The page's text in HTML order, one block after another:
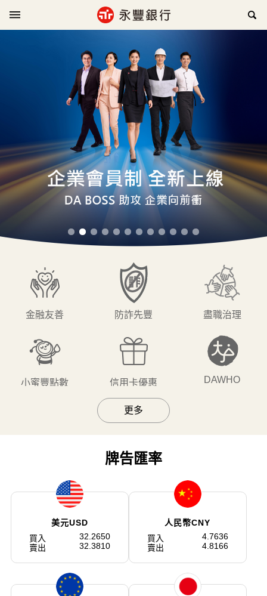
金融友善 防詐先豐 盡職治理
小蜜豐點數 信用卡優惠 DAWHO
玩咖優惠券
Show Time 個人信貸
財富管理 智能理財 薪轉專區
更多
牌告匯率
美元USD
買入
32.2650
賣出
32.3810
人民幣CNY
買入
4.7636
賣出
4.8166